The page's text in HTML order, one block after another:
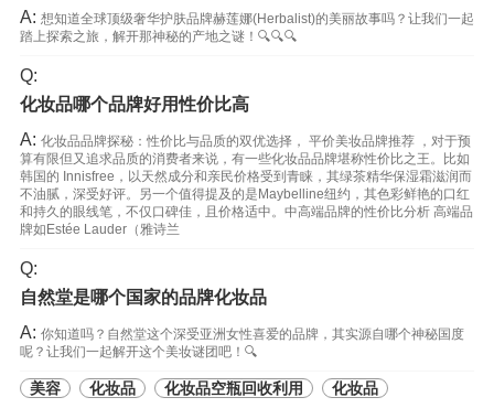
A: 想知道全球顶级奢华护肤品牌赫莲娜(Herbalist)的美丽故事吗？让我们一起
踏上探索之旅，解开那神秘的产地之谜！🔍🔍🔍
Q:
化妆品哪个品牌好用性价比高
A: 化妆品品牌探秘：性价比与品质的双优选择， 平价美妆品牌推荐 ，对于预
算有限但又追求品质的消费者来说，有一些化妆品品牌堪称性价比之王。比如
韩国的 Innisfree，以天然成分和亲民价格受到青睐，其绿茶精华保湿霜滋润而
不油腻，深受好评。另一个值得提及的是Maybelline纽约，其色彩鲜艳的口红
和持久的眼线笔，不仅口碑佳，且价格适中。中高端品牌的性价比分析 高端品
牌如Estée Lauder（雅诗兰
Q:
自然堂是哪个国家的品牌化妆品
A: 你知道吗？自然堂这个深受亚洲女性喜爱的品牌，其实源自哪个神秘国度
呢？让我们一起解开这个美妆谜团吧！🔍
美容 化妆品 化妆品空瓶回收利用 化妆品